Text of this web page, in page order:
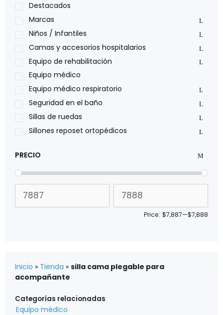
Medical Store
Nidek
Oxiplus
Philips
Pride
Roho
Sillas de ruedas Everest Jennings
Stealth products
Xiehe Medical
Destacados
Marcas
Niños / Infantiles
Camas y accesorios hospitalarios
Equipo de rehabilitación
Equipo médico
Equipo médico respiratorio
Seguridad en el baño
Sillas de ruedas
Sillones reposet ortopédicos
PRECIO
Price: $7,887—$7,888
Inicio » Tienda » silla cama plegable para
acompañante
Categorías relacionadas
Equipo médico